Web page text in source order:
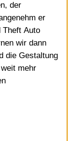
der
er
Theft Auto
wir dann
die Gestaltung
mehr